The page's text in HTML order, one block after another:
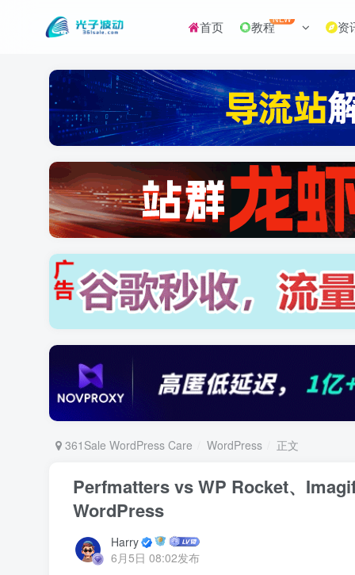
首页 教程NEW 资
361Sale WordPress Care WordPress 正文
Perfmatters vs WP Rocket、
WordPress
Harry
6月5日 08:02发布